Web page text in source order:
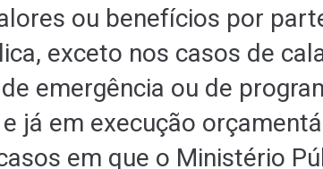
ou benefícios por
exceto nos casos de
emergência ou de
já em execução
em que o Ministério